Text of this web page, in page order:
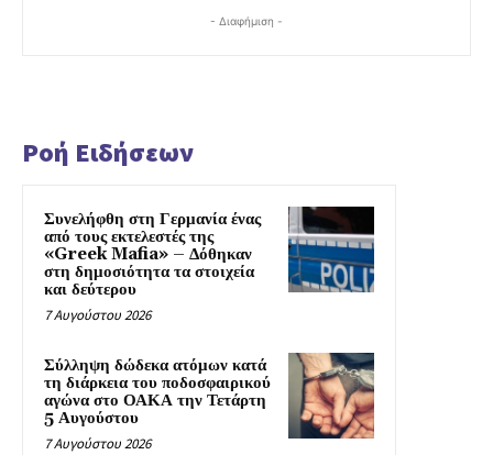
- Διαφήμιση -
Ροή Ειδήσεων
Συνελήφθη στη Γερμανία ένας
από τους εκτελεστές της
«Greek Mafia» – Δόθηκαν
στη δημοσιότητα τα στοιχεία
και δεύτερου
7 Αυγούστου 2026
Σύλληψη δώδεκα ατόμων κατά
τη διάρκεια του ποδοσφαιρικού
αγώνα στο ΟΑΚΑ την Τετάρτη
5 Αυγούστου
7 Αυγούστου 2026